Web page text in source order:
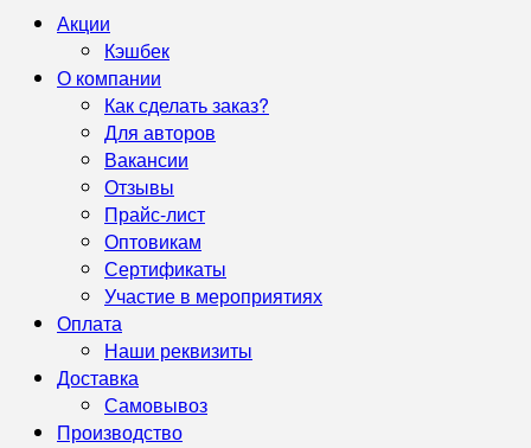
Акции
Кэшбек
О компании
Как сделать заказ?
Для авторов
Вакансии
Отзывы
Прайс-лист
Оптовикам
Сертификаты
Участие в мероприятиях
Оплата
Наши реквизиты
Доставка
Самовывоз
Производство